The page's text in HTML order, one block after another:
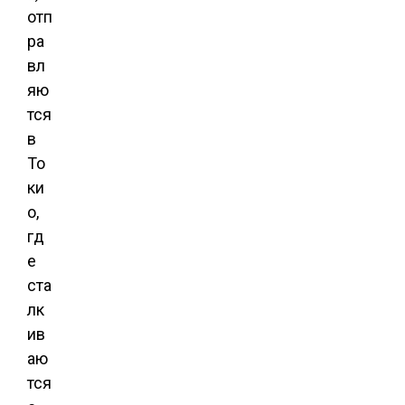
отп
ра
вл
яю
тся
в
То
ки
о,
гд
е
ста
лк
ив
аю
тся